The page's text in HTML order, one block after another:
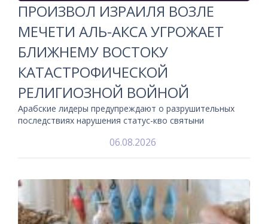
ПРОИЗВОЛ ИЗРАИЛЯ ВОЗЛЕ
МЕЧЕТИ АЛЬ-АКСА УГРОЖАЕТ
БЛИЖНЕМУ ВОСТОКУ
КАТАСТРОФИЧЕСКОЙ
РЕЛИГИОЗНОЙ ВОЙНОЙ
Арабские лидеры предупреждают о разрушительных
последствиях нарушения статус-кво святыни
06.08.2026